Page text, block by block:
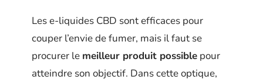
Les e-liquides CBD sont efficaces pour
couper l’envie de fumer, mais il faut se
procurer le meilleur produit possible pour
atteindre son objectif. Dans cette optique,